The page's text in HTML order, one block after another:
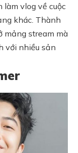
làm vlog về cuộc
khác. Thành
mảng stream mà
với nhiều sản